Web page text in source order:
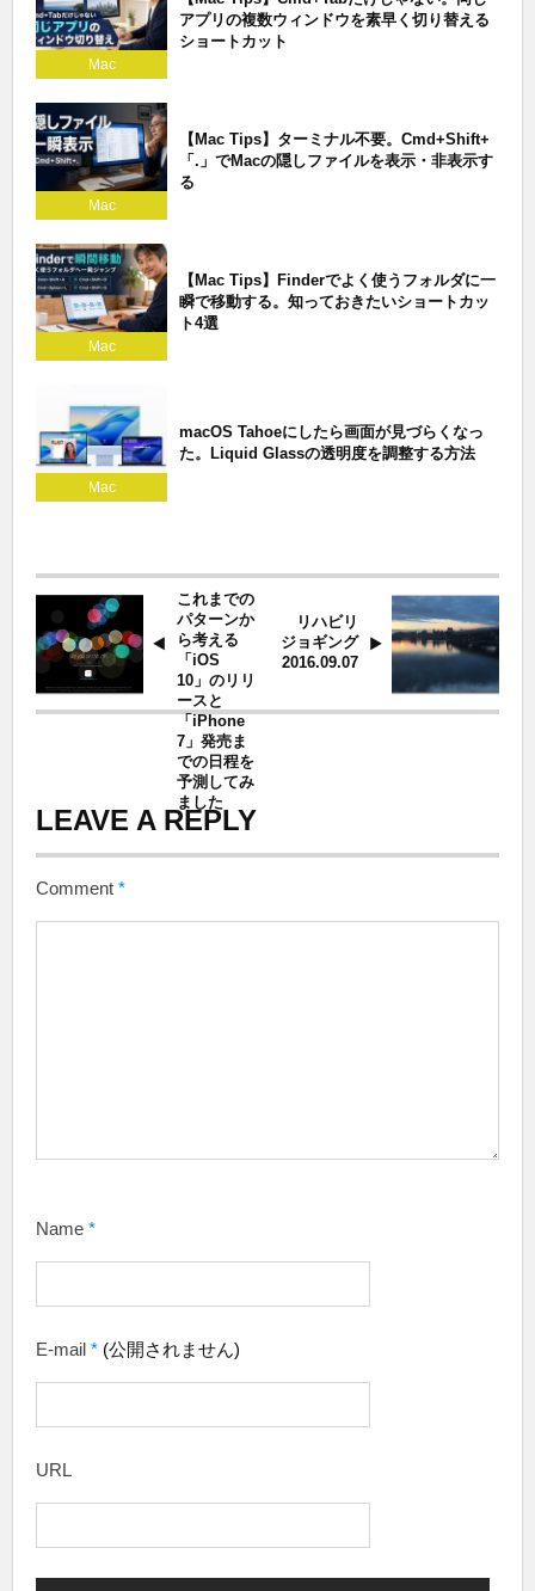
Mac
アプリの複数ウィンドウを素早く切り替える
ショートカット
Mac
【Mac Tips】ターミナル不要。Cmd+Shift+
「.」でMacの隠しファイルを表示・非表示す
る
Mac
【Mac Tips】Finderでよく使うフォルダに一
瞬で移動する。知っておきたいショートカッ
ト4選
Mac
macOS Tahoeにしたら画面が見づらくなっ
た。Liquid Glassの透明度を調整する方法
これまでの
パターンか
ら考える
「iOS
10」のリリ
ースと
「iPhone
7」発売ま
での日程を
予測してみ
ました
リハビリ
ジョギング
2016.09.07
LEAVE A REPLY
Comment *
Name *
E-mail * (公開されません)
URL